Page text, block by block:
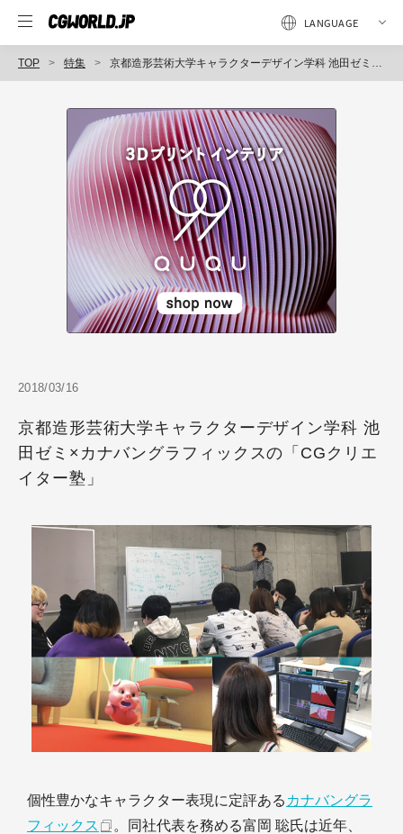
TOP 特集 京都造形芸術大学キャラクターデザイン学科 池田ゼミ×カナバングラフィックスの「CGクリエイター塾」
2018/03/16
京都造形芸術大学キャラクターデザイン学科 池
田ゼミ×カナバングラフィックスの「CGクリエ
イター塾」
個性豊かなキャラクター表現に定評ある カナバングラ
フィックス
。同社代表を務める富岡 聡氏は近年、